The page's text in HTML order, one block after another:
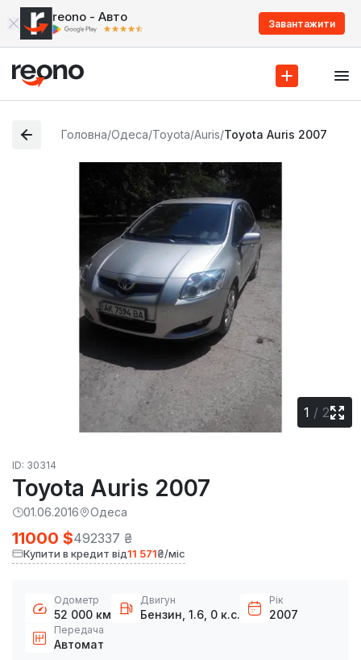
reono - Авто Завантажити
Головна/Одеса/Toyota/Auris/Toyota Auris 2007
1 / 2
ID: 30314
Toyota Auris 2007
01.06.2016 Одеса
11000 $492337 ₴
Купити в кредит від11 571₴/міс
Одометр
52 000 км
Двигун
Бензин, 1.6, 0 к.с.
Рік
2007
Передача
Автомат